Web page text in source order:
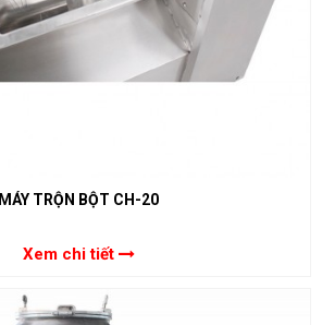
MÁY TRỘN BỘT CH-20
Xem chi tiết